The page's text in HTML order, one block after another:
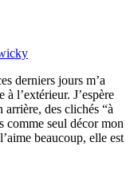
derniers jours m’a
l’extérieur. J’espère
des clichés “à
comme seul décor mon
beaucoup, elle est